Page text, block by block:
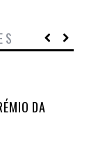
DA